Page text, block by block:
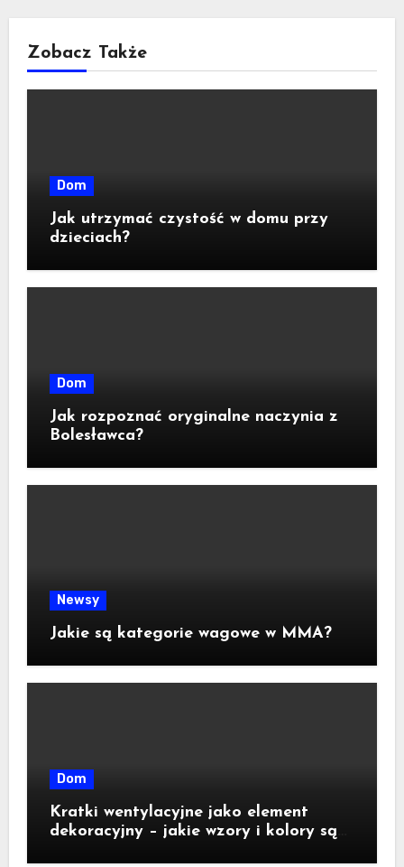
Zobacz Także
Dom
Jak utrzymać czystość w domu przy
dzieciach?
Dom
Jak rozpoznać oryginalne naczynia z
Bolesławca?
Newsy
Jakie są kategorie wagowe w MMA?
Dom
Kratki wentylacyjne jako element
dekoracyjny – jakie wzory i kolory są